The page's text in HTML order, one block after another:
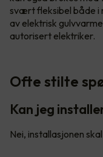
svært fleksibel både i
av elektrisk
autorisert elektriker.
Ofte stilte
Kan jeg
Nei, installasjonen